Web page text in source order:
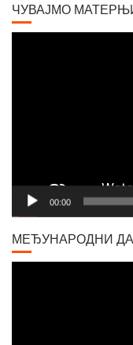
ЧУВАЈМО
00:00
МЕЂУНАРОДНИ